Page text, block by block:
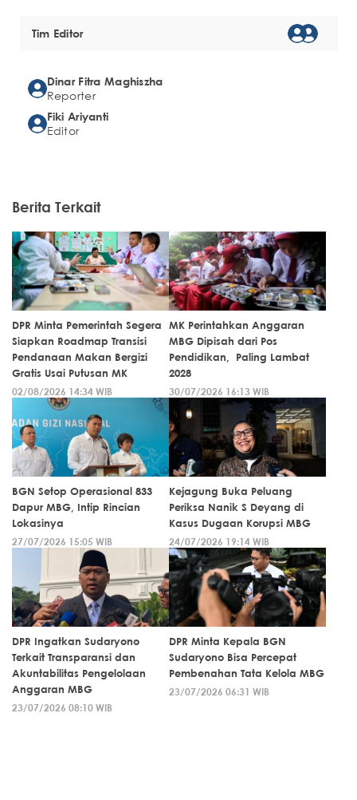
Tim Editor
Dinar Fitra Maghiszha
Reporter
Fiki Ariyanti
Editor
Berita Terkait
DPR Minta Pemerintah Segera
Siapkan Roadmap Transisi
Pendanaan Makan Bergizi
Gratis Usai Putusan MK
02/08/2026 14:34 WIB
MK Perintahkan Anggaran
MBG Dipisah dari Pos
Pendidikan, Paling Lambat
2028
30/07/2026 16:13 WIB
BGN Setop Operasional 833
Dapur MBG, Intip Rincian
Lokasinya
27/07/2026 15:05 WIB
Kejagung Buka Peluang
Periksa Nanik S Deyang di
Kasus Dugaan Korupsi MBG
24/07/2026 19:14 WIB
DPR Ingatkan Sudaryono
Terkait Transparansi dan
Akuntabilitas Pengelolaan
Anggaran MBG
23/07/2026 08:10 WIB
DPR Minta Kepala BGN
Sudaryono Bisa Percepat
Pembenahan Tata Kelola MBG
23/07/2026 06:31 WIB